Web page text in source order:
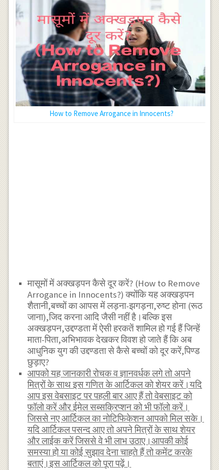
How to Remove Arrogance in Innocents?
मासूमों में अक्खड़पन कैसे दूर करें? (How to Remove
Arrogance in Innocents?) क्योंकि यह अक्खड़पन
शैतानी,बच्चों का आपस में लड़ना-झगड़ना,रुष्ट होना (रूठ
जाना),जिद करना आदि जैसी नहीं है।बल्कि इस
अक्खड़पन,उद्दण्डता में ऐसी हरकतें शामिल हो गई हैं जिन्हें
माता-पिता,अभिभावक देखकर विवश हो जाते हैं कि अब
आधुनिक युग की उद्दण्डता से कैसे बच्चों को दूर करें,पिण्ड
छुड़ाए?
आपको यह जानकारी रोचक व ज्ञानवर्धक लगे तो अपने
मित्रों के साथ इस गणित के आर्टिकल को शेयर करें।यदि
आप इस वेबसाइट पर पहली बार आए हैं तो वेबसाइट को
फॉलो करें और ईमेल सब्सक्रिप्शन को भी फॉलो करें।
जिससे नए आर्टिकल का नोटिफिकेशन आपको मिल सके।
यदि आर्टिकल पसन्द आए तो अपने मित्रों के साथ शेयर
और लाईक करें जिससे वे भी लाभ उठाए।आपकी कोई
समस्या हो या कोई सुझाव देना चाहते हैं तो कमेंट करके
बताएं।इस आर्टिकल को पूरा पढ़ें।